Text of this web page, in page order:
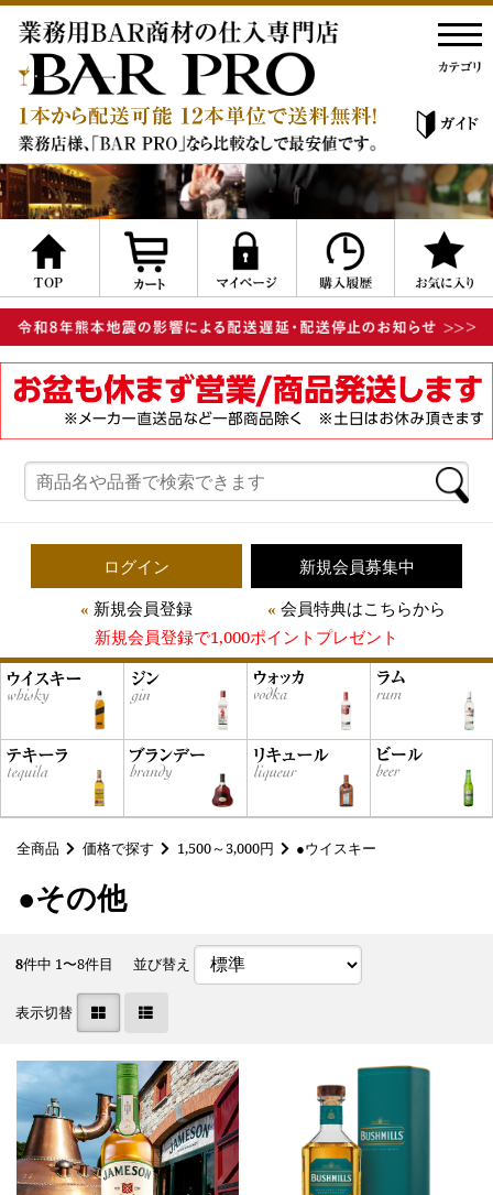
ログイン
新規会員登録
新規会員募集中
会員特典はこちらから
新規会員登録で1,000ポイントプレゼント
全商品 価格で探す 1,500～3,000円 ●ウイスキー
●その他
8件中 1〜8件目 並び替え
表示切替